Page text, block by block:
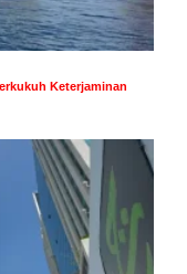
Keterjaminan